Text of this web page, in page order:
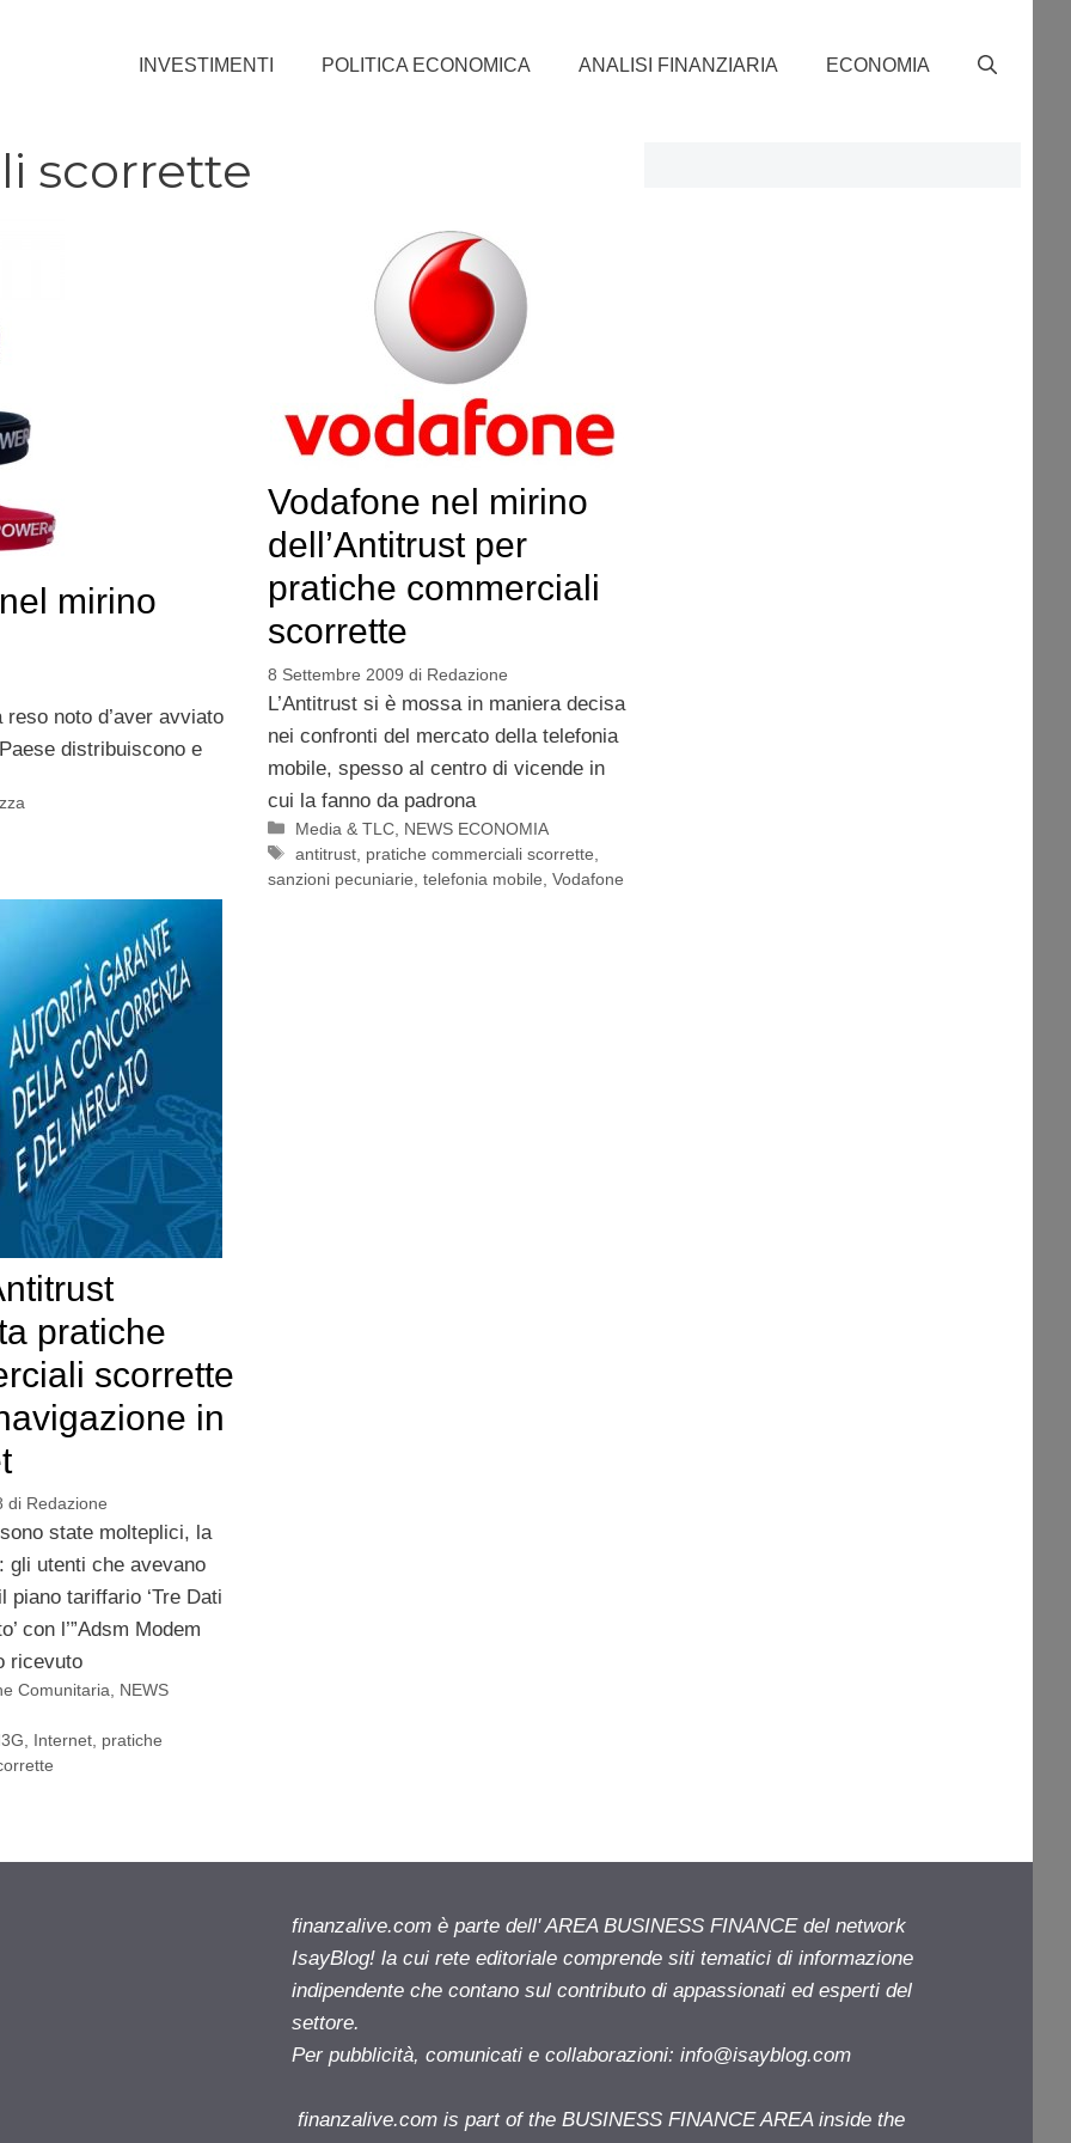
INVESTIMENTI POLITICA ECONOMICA ANALISI FINANZIARIA ECONOMIA
scorrette
mirino
noto d’aver avviato
distribuiscono e
Vodafone nel mirino
dell’Antitrust per
pratiche commerciali
scorrette
8 Settembre 2009 di Redazione
L’Antitrust si è mossa in maniera decisa
nei confronti del mercato della telefonia
mobile, spesso al centro di vicende in
cui la fanno da padrona
Categorie
Media & TLC NEWS ECONOMIA
Tag
antitrust pratiche commerciali scorrette
sanzioni pecuniarie telefonia mobile Vodafone
pratiche
scorrette
in
di Redazione
state molteplici, la
gli utenti che avevano
piano tariffario ‘Tre Dati
con l’”Adsm Modem
ricevuto
Comunitaria
NEWS
Internet pratiche
finanzalive.com è parte dell' AREA BUSINESS FINANCE del network
IsayBlog! la cui rete editoriale comprende siti tematici di informazione
indipendente che contano sul contributo di appassionati ed esperti del
settore.
Per pubblicità, comunicati e collaborazioni: info@isayblog.com
finanzalive.com is part of the BUSINESS FINANCE AREA inside the